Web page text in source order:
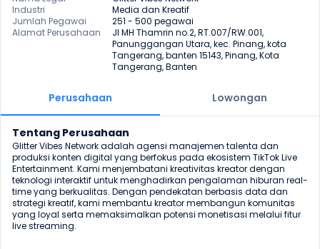
Industri
Media dan Kreatif
Jumlah Pegawai
251 - 500 pegawai
Alamat Perusahaan
Jl MH Thamrin no.2, RT.007/RW.001,
Panunggangan Utara, kec. Pinang, kota
Tangerang, banten 15143, Pinang, Kota
Tangerang, Banten
Perusahaan Lowongan
Tentang Perusahaan
Glitter Vibes Network adalah agensi manajemen talenta dan
produksi konten digital yang berfokus pada ekosistem TikTok Live
Entertainment. Kami menjembatani kreativitas kreator dengan
teknologi interaktif untuk menghadirkan pengalaman hiburan real-
time yang berkualitas. Dengan pendekatan berbasis data dan
strategi kreatif, kami membantu kreator membangun komunitas
yang loyal serta memaksimalkan potensi monetisasi melalui fitur
live streaming.